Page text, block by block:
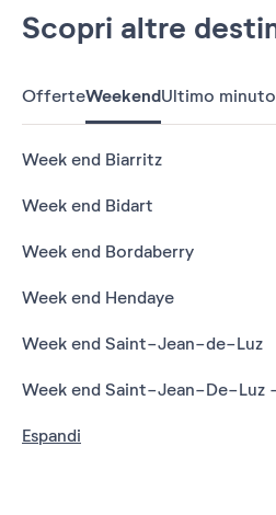
Scopri altre
OfferteWeekendUltimo minuto
Week end Biarritz
Week end Bidart
Week end Bordaberry
Week end Hendaye
Week end Saint-Jean-de-Luz
Week end Saint-Jean-De-Luz
Espandi